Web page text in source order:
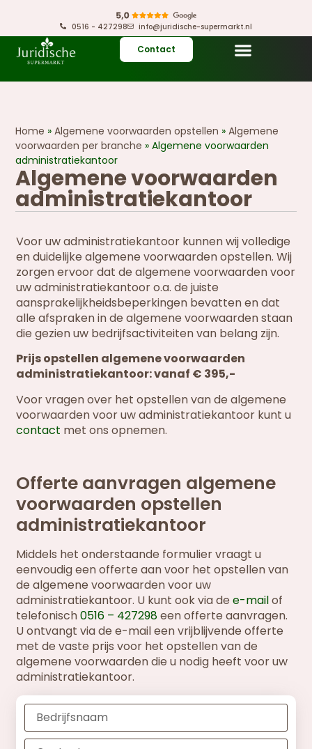
0516 - 427298 info@juridische-supermarkt.nl
Contact
Algemene voorwaarden
administratiekantoor
Home »Algemene voorwaarden opstellen »Algemene
voorwaarden per branche »Algemene voorwaarden
administratiekantoor
Voor uw administratiekantoor kunnen wij volledige
en duidelijke algemene voorwaarden opstellen. Wij
zorgen ervoor dat de algemene voorwaarden voor
uw administratiekantoor o.a. de juiste
aansprakelijkheidsbeperkingen bevatten en dat
alle afspraken in de algemene voorwaarden staan
die gezien uw bedrijfsactiviteiten van belang zijn.
Prijs opstellen algemene voorwaarden
administratiekantoor: vanaf € 395,-
Voor vragen over het opstellen van de algemene
voorwaarden voor uw administratiekantoor kunt u
contact met ons opnemen.
Offerte aanvragen algemene
voorwaarden opstellen
administratiekantoor
Middels het onderstaande formulier vraagt u
eenvoudig een offerte aan voor het opstellen van
de algemene voorwaarden voor uw
administratiekantoor. U kunt ook via dee-mailof
telefonisch0516 – 427298een offerte aanvragen.
U ontvangt via de e-mail een vrijblijvende offerte
met de vaste prijs voor het opstellen van de
algemene voorwaarden die u nodig heeft voor uw
administratiekantoor.